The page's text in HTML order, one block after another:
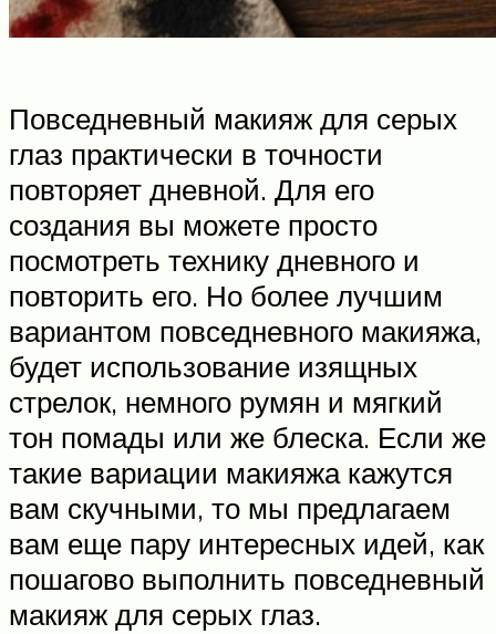
Повседневный макияж для серых
глаз практически в точности
повторяет дневной. Для его
создания вы можете просто
посмотреть технику дневного и
повторить его. Но более лучшим
вариантом повседневного макияжа,
будет использование изящных
стрелок, немного румян и мягкий
тон помады или же блеска. Если же
такие вариации макияжа кажутся
вам скучными, то мы предлагаем
вам еще пару интересных идей, как
пошагово выполнить повседневный
макияж для серых глаз.